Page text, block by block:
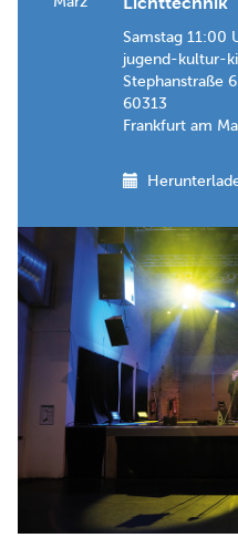
Samstag 11:00
jugend-kultur-
Stephanstraße 6
60313
Frankfurt am